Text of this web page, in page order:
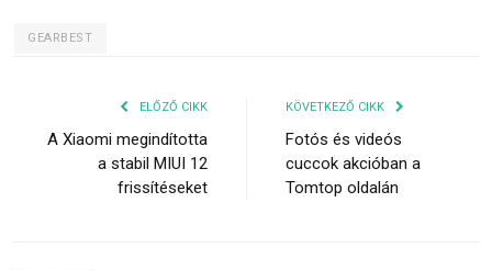
GEARBEST
ELŐZŐ CIKK
A Xiaomi megindította
a stabil MIUI 12
frissítéseket
KÖVETKEZŐ CIKK
Fotós és videós
cuccok akcióban a
Tomtop oldalán